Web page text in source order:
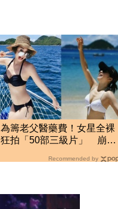
為籌老父醫藥費！女星全裸
狂拍「50部三級片」 崩潰
Recommended by